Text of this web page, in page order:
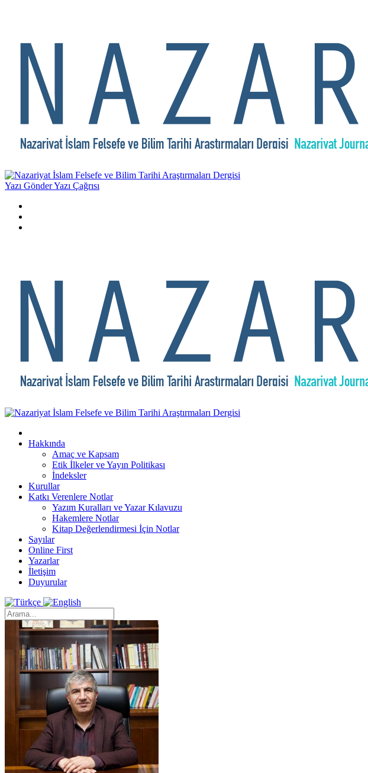
Yazı GönderYazı Çağrısı
Hakkında
Amaç ve Kapsam
Etik İlkeler ve Yayın Politikası
İndeksler
Kurullar
Katkı Verenlere Notlar
Yazım Kuralları ve Yazar Kılavuzu
Hakemlere Notlar
Kitap Değerlendirmesi İçin Notlar
Sayılar
Online First
Yazarlar
İletişim
Duyurular